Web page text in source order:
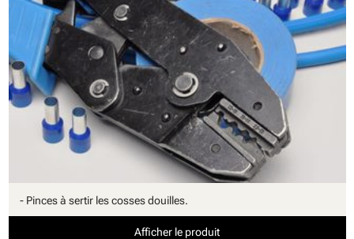
- Pinces à sertir les cosses douilles.
Afficher le produit